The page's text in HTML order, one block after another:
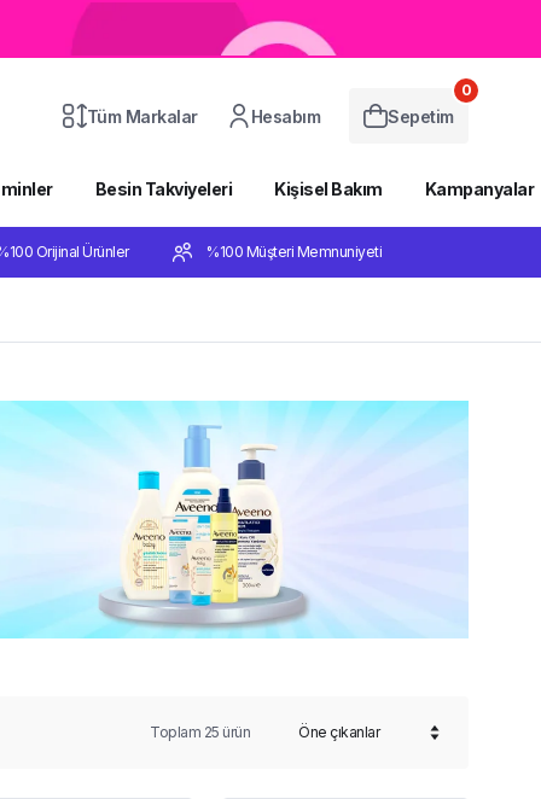
Tüm Markalar Hesabım Sepetim
0
Besin Takviyeleri Kişisel Bakım Kampanyalar
Orijinal Ürünler %100 Müşteri Memnuniyeti
Toplam 25 ürün